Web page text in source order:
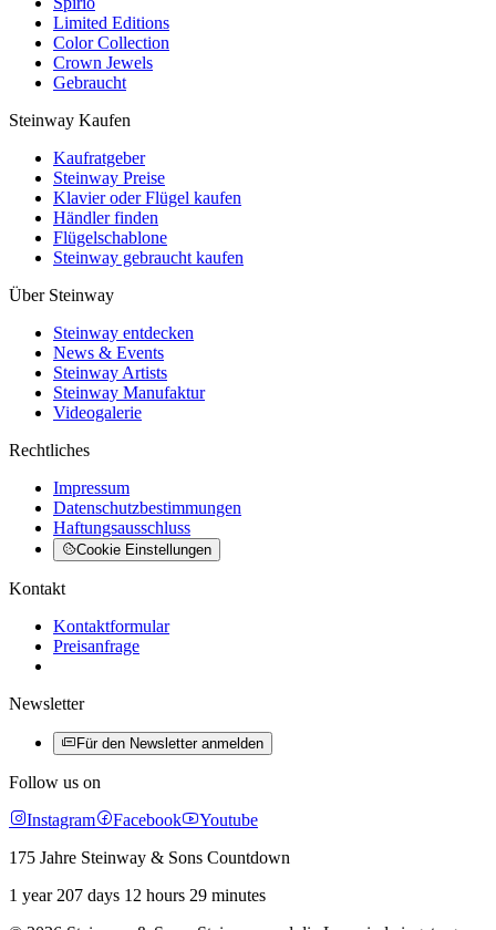
Limited Editions
Color Collection
Crown Jewels
Gebraucht
Steinway Kaufen
Kaufratgeber
Steinway Preise
Klavier oder Flügel kaufen
Händler finden
Flügelschablone
Steinway gebraucht kaufen
Über Steinway
Steinway entdecken
News & Events
Steinway Artists
Steinway Manufaktur
Videogalerie
Rechtliches
Impressum
Datenschutzbestimmungen
Haftungsausschluss
Cookie Einstellungen
Kontakt
Kontaktformular
Preisanfrage
Newsletter
Für den Newsletter anmelden
Follow us on
Instagram
Facebook
Youtube
175 Jahre Steinway & Sons Countdown
1 year 207 days 12 hours 29 minutes